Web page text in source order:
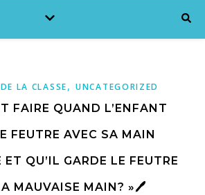
LA CLASSE, UNCATEGORIZED
FAIRE QUAND L’ENFANT
FEUTRE AVEC SA MAIN
QU’IL GARDE LE FEUTRE
MAUVAISE MAIN? »🖊